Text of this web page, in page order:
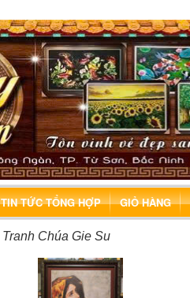
TIN TỨC TỔNG HỢP GIỎ HÀNG
Tranh Chúa Gie Su